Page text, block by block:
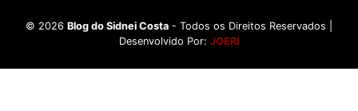
© 2026 Blog do Sidnei Costa - Todos os Direitos Reservados |
Desenvolvido Por: JOERI